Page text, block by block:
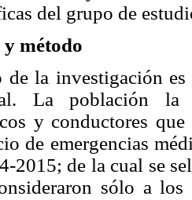
del grupo de
método
de la investigación
La población la
y conductores
de emergencias
2015; de la cual se
sólo a los